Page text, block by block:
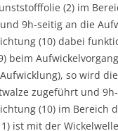
(2) im
9h-seitig an die
(10) dabei
beim
so wird
zugeführt und
(10) im Bereich
ist mit der